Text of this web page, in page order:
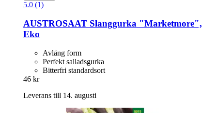
5.0 (1)
AUSTROSAAT Slanggurka "Marketmore",
Eko
Avlång form
Perfekt salladsgurka
Bitterfri standardsort
46 kr
Leverans till 14. augusti